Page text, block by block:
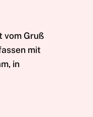
vom Gruß
mit
in